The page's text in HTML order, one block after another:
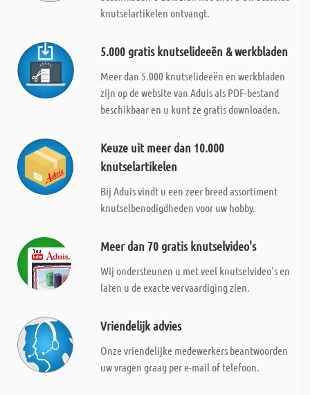
knutselartikelen ontvangt.
5.000 gratis knutselideeën & werkbladen
Meer dan 5.000 knutselideeën en werkbladen
zijn op de website van Aduis als PDF-bestand
beschikbaar en u kunt ze gratis downloaden.
Keuze uit meer dan 10.000
knutselartikelen
Bij Aduis vindt u een zeer breed assortiment
knutselbenodigdheden voor uw hobby.
Meer dan 70 gratis knutselvideo's
Wij ondersteunen u met veel knutselvideo's en
laten u de exacte vervaardiging zien.
Vriendelijk advies
Onze vriendelijke medewerkers beantwoorden
uw vragen graag per e-mail of telefoon.